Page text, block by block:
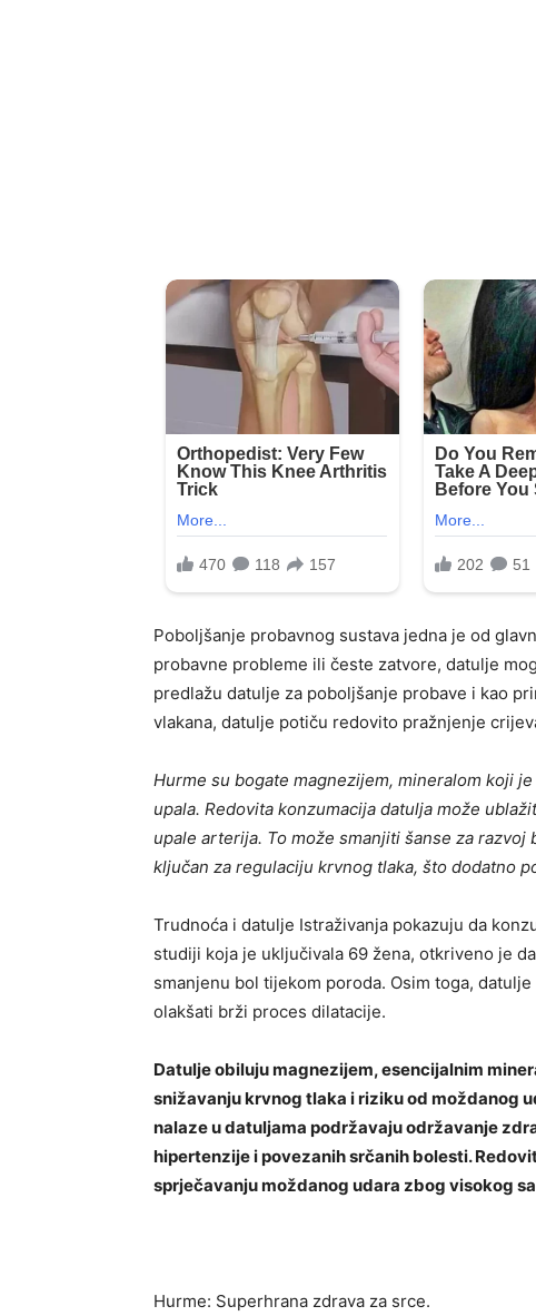
Poboljšanje probavnog sustava jedna je od
probavne probleme ili česte zatvore, datulje
predlažu datulje za poboljšanje probave i kao
vlakana, datulje potiču redovito pražnjenje
Hurme su bogate magnezijem, mineralom koji
upala. Redovita konzumacija datulja može
upale arterija. To može smanjiti šanse za
ključan za regulaciju krvnog tlaka, što dodatno
Trudnoća i datulje Istraživanja pokazuju da
studiji koja je uključivala 69 žena, otkriveno je
smanjenu bol tijekom poroda. Osim toga,
olakšati brži proces dilatacije.
Datulje obiluju magnezijem, esencijalnim
snižavanju krvnog tlaka i riziku od moždanog
nalaze u datuljama podržavaju održavanje
hipertenzije i povezanih srčanih bolesti.
sprječavanju moždanog udara zbog visokog
Hurme: Superhrana zdrava za srce.